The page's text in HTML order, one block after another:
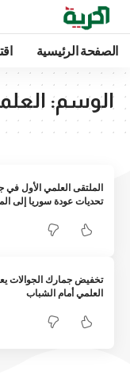
الصفحة الرئيسية
الوسم:
الملتقى العلمي الأول
تحديات عودة سوريا إلى
تخفيض جمارك الجوالات
العلمي أمام الشباب